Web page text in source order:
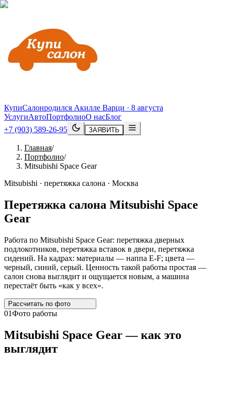
КупиСалонродился Акилле Варци · 8 августа
УслугиАвтоПортфолиоО насБлог
+7 (903) 589-26-95
ЗАЯВИТЬ
Главная/
Портфолио/
Mitsubishi Space Gear
Mitsubishi · перетяжка салона · Москва
Перетяжка салона Mitsubishi Space
Gear
Работа по Mitsubishi Space Gear: перетяжка дверных
подлокотников, перетяжка вставок в двери, перетяжка
сидений. На кадрах: материалы — наппа E-F; цвета —
черный, синий, серый. Ценность такой работы простая —
салон снова выглядит и ощущается новым, а машина
перестаёт быть «как у всех».
Рассчитать по фото
01Фото работы
Mitsubishi Space Gear— как это
выглядит